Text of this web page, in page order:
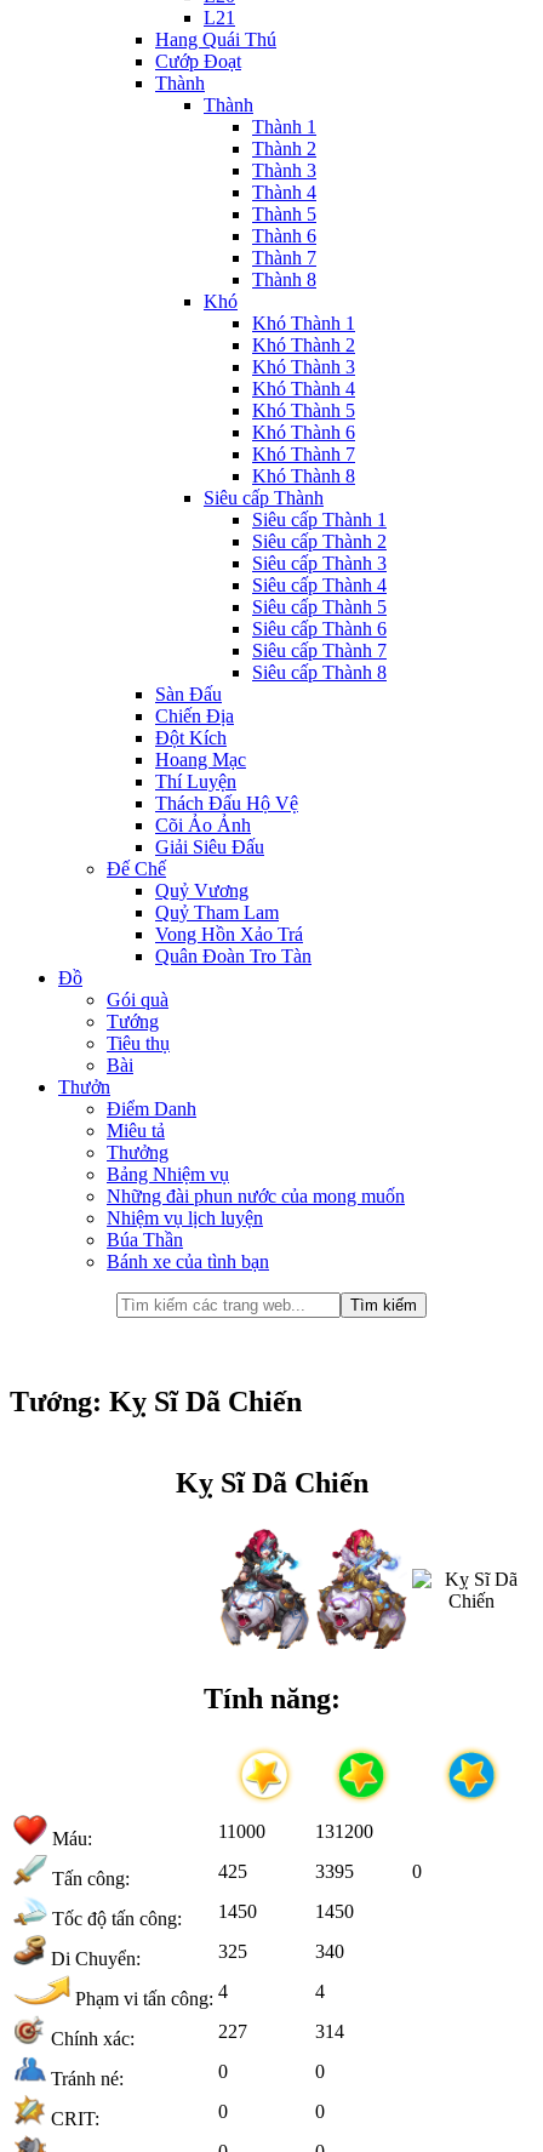
L21
Hang Quái Thú
Cướp Đoạt
Thành
Thành
Thành 1
Thành 2
Thành 3
Thành 4
Thành 5
Thành 6
Thành 7
Thành 8
Khó
Khó Thành 1
Khó Thành 2
Khó Thành 3
Khó Thành 4
Khó Thành 5
Khó Thành 6
Khó Thành 7
Khó Thành 8
Siêu cấp Thành
Siêu cấp Thành 1
Siêu cấp Thành 2
Siêu cấp Thành 3
Siêu cấp Thành 4
Siêu cấp Thành 5
Siêu cấp Thành 6
Siêu cấp Thành 7
Siêu cấp Thành 8
Sàn Đấu
Chiến Địa
Đột Kích
Hoang Mạc
Thí Luyện
Thách Đấu Hộ Vệ
Cõi Ảo Ảnh
Giải Siêu Đấu
Đế Chế
Quỷ Vương
Quỷ Tham Lam
Vong Hồn Xảo Trá
Quân Đoàn Tro Tàn
Đồ
Gói quà
Tướng
Tiêu thụ
Bài
Thưởn
Điểm Danh
Miêu tả
Thưởng
Bảng Nhiệm vụ
Những đài phun nước của mong muốn
Nhiệm vụ lịch luyện
Búa Thần
Bánh xe của tình bạn
Tướng: Kỵ Sĩ Dã Chiến
Kỵ Sĩ Dã Chiến
Tính năng:
Máu: 11000 131200
Tấn công: 425 3395 0
Tốc độ tấn công: 1450 1450
Di Chuyển: 325 340
Phạm vi tấn công: 4 4
Chính xác: 227 314
Tránh né: 0 0
CRIT: 0 0